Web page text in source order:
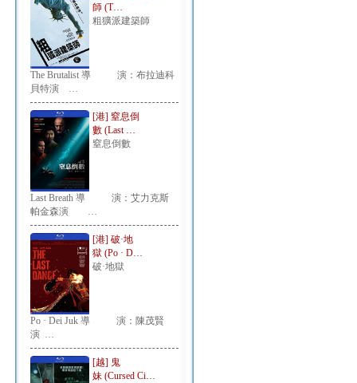
師 (T…
粗獷派建築師
The Brutalist 導 演：布拉迪科
貝特演 …
[港] 窒息倒
數 (Last …
窒息倒數
Last Breath 導 演：艾力克斯
帕金森演 …
[港] 破·地
獄 (Po · D…
破·地獄
Po · Dei Juk 導 演：陳茂賢
演 …
[越] 鬼
妹 (Cursed Ci…